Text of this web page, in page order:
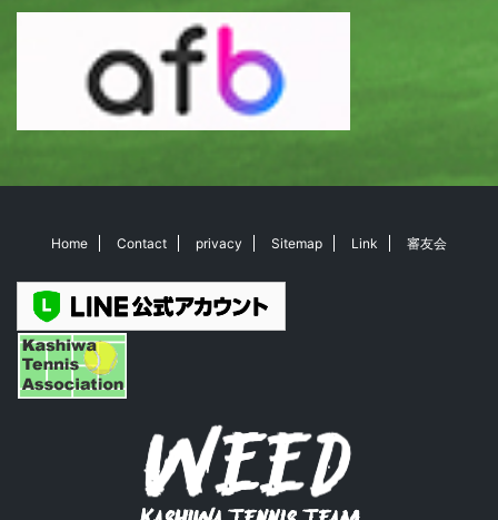
Home Contact privacy Sitemap Link 審友会